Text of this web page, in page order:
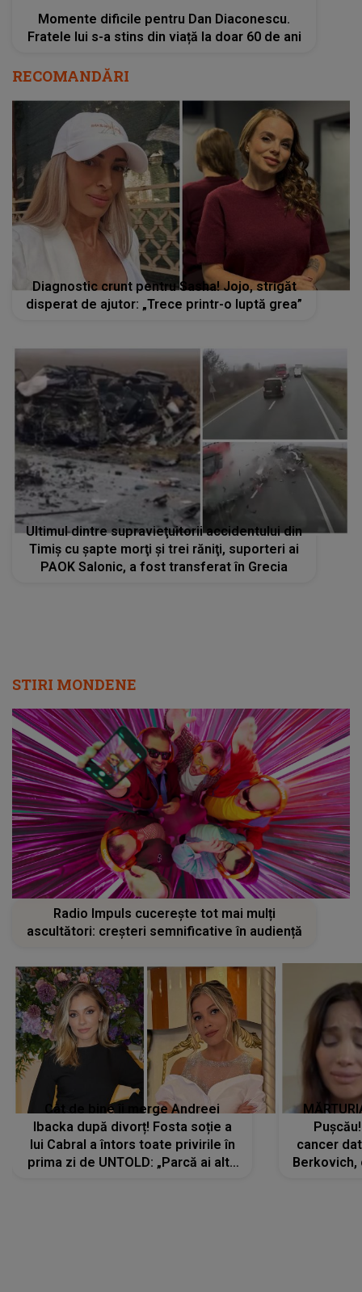
Momente dificile pentru Dan Diaconescu.
Fratele lui s-a stins din viață la doar 60 de ani
RECOMANDĂRI
Diagnostic crunt pentru Sasha! Jojo, strigăt
disperat de ajutor: „Trece printr-o luptă grea”
Ultimul dintre supravieţuitorii accidentului din
Timiş cu şapte morţi şi trei răniţi, suporteri ai
PAOK Salonic, a fost transferat în Grecia
STIRI MONDENE
Radio Impuls cucerește tot mai mulți
ascultători: creșteri semnificative în audiență
Cât de bine îi merge Andreei
Ibacka după divorț! Fosta soție a
lui Cabral a întors toate privirile în
prima zi de UNTOLD: „Parcă ai altă
cancer